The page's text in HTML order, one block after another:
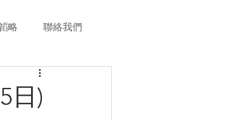
略 聯絡我們
日)